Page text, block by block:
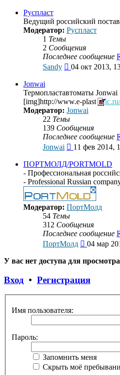
Руспласт
Ведущий российский
Модератор: Руспласт
1 Темы
2 Сообщения
Последнее сообщение
Sandy
Перейти
сообщению
04 окт 2013,
Jonwai
Термопластавтоматы Jonwai
[img]http://www.e-plast
Модератор: Jonwai
22 Темы
139 Сообщения
Последнее сообщение
Jonwai
Перейти
последнему
сообщению
11 фев 2014,
ПОРТМОЛД/PORTMOLD
- Профессиональная
- Professional Russian
Модератор: ПортМолд
54 Темы
312 Сообщения
Последнее сообщение
ПортМолд
Перейти
04 мар
У вас нет доступа для
Вход • Регистрация
Имя пользователя:
Пароль:
Запомнить меня
Скрыть моё